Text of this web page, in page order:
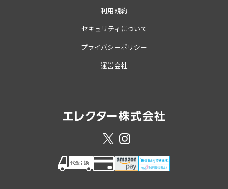
利用規約
セキュリティについて
プライバシーポリシー
運営会社